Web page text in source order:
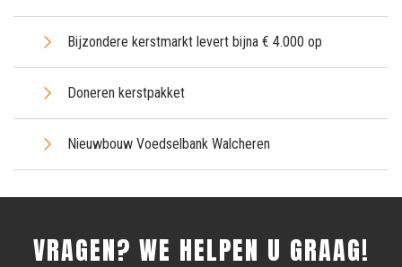
Bijzondere kerstmarkt levert bijna € 4.000 op
Doneren kerstpakket
Nieuwbouw Voedselbank Walcheren
VRAGEN? WE HELPEN U GRAAG!